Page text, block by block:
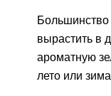
вырастить в
ароматную
лето или зима.